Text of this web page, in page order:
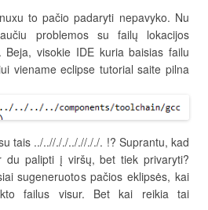
to pačio padaryti nepavyko. Nu
problemos su failų lokacijos
Beja, visokie IDE kuria baisias failu
viename eclipse tutorial saite pilna
tais ../..//././.././/././. !? Suprantu, kad
du palipti į viršų, bet tiek privaryti?
sugeneruotos pačios eklipsės, kai
failus visur. Bet kai reikia tai